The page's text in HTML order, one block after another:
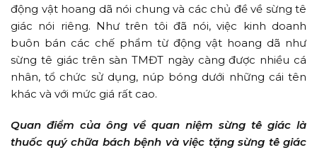
động vật hoang dã nói chung và các chủ đề về sừng tê
giác nói riêng. Như trên tôi đã nói, việc kinh doanh
buôn bán các chế phẩm từ động vật hoang dã như
sừng tê giác trên sàn TMĐT ngày càng được nhiều cá
nhân, tổ chức sử dụng, núp bóng dưới những cái tên
khác và với mức giá rất cao.
Quan điểm của ông về quan niệm sừng tê giác là
thuốc quý chữa bách bệnh và việc tặng sừng tê giác